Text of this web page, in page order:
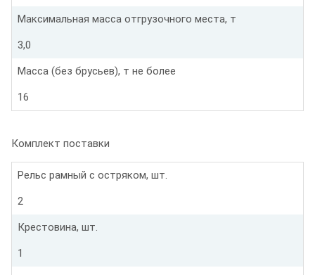
Максимальная масса отгрузочного места, т
3,0
Масса (без брусьев), т не более
16
Комплект поставки
Рельс рамный с остряком, шт.
2
Крестовина, шт.
1